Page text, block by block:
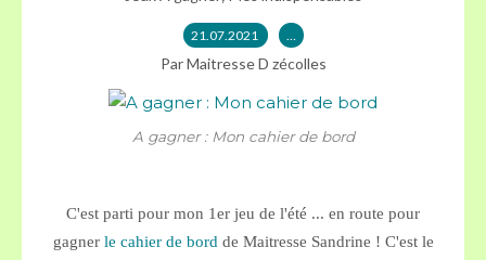
21.07.2021 …
Par Maitresse D zécolles
A gagner : Mon cahier de bord
C'est parti pour mon 1er jeu de l'été ... en route pour
gagner le cahier de bord de Maitresse Sandrine ! C'est le